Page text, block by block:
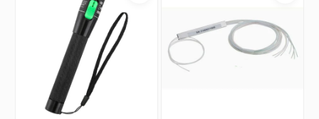
mentenanta si accesul rapid.
Dulapul este alegerea ideala pentru cei care cauta o solutie de
protectie avansata, estetica si functionala pentru echipamentele lor
electrice in spatiul exterior.